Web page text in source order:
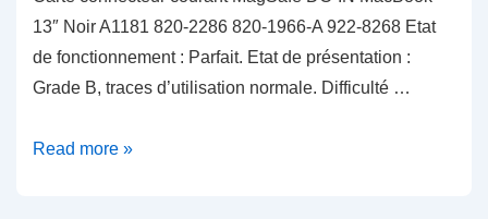
13″ Noir A1181 820-2286 820-1966-A 922-8268 Etat
de fonctionnement : Parfait. Etat de présentation :
Grade B, traces d’utilisation normale. Difficulté …
Carte
Read more »